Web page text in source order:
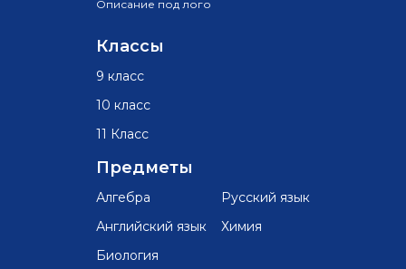
Описание под лого
Классы
9 класс
10 класс
11 Класс
Предметы
Алгебра
Английский язык
Биология
Русский язык
Химия